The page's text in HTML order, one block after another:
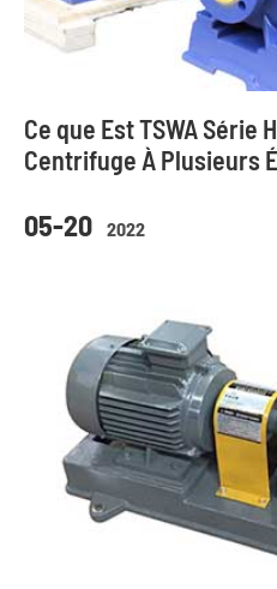
05-20 2022
Ce que Est TSWA Série
Centrifuge À Plusieurs